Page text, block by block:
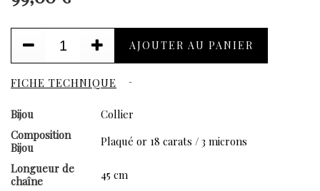
AJOUTER AU PANIER
FICHE TECHNIQUE
Bijou
Collier
Composition
Bijou
Plaqué or 18 carats / 3 microns
Longueur de
chaîne
45 cm